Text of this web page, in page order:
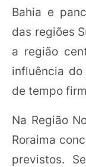
Bahia e
das regiões
a região
influência
de tempo
Na Região
Roraima
previstos.